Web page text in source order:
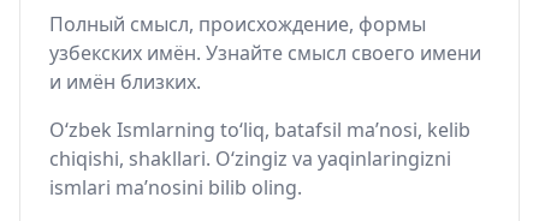
Полный смысл, происхождение, формы
узбекских имён. Узнайте смысл своего имени
и имён близких.
O‘zbek Ismlarning to‘liq, batafsil ma’nosi, kelib
chiqishi, shakllari. O‘zingiz va yaqinlaringizni
ismlari ma’nosini bilib oling.